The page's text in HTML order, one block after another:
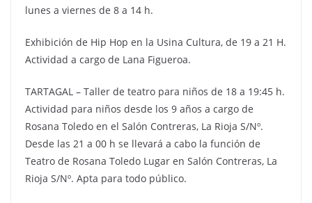
lunes a viernes de 8 a 14 h.
Exhibición de Hip Hop en la Usina Cultura, de 19 a 21 H.
Actividad a cargo de Lana Figueroa.
TARTAGAL – Taller de teatro para niños de 18 a 19:45 h.
Actividad para niños desde los 9 años a cargo de
Rosana Toledo en el Salón Contreras, La Rioja S/Nº.
Desde las 21 a 00 h se llevará a cabo la función de
Teatro de Rosana Toledo Lugar en Salón Contreras, La
Rioja S/Nº. Apta para todo público.